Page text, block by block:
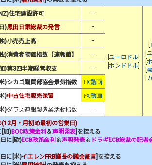
NZ)住宅建設許可 -
ユーロドル
ポンドドル
日)黒田日銀総裁の発言
-
)小売売上高
-
)消費者物価指数【速報値】
-
)第3四半期経常収支
-
)シカゴ購買部協会景気指数
FX動画
)中古住宅販売保留
FX動画
)ダラス連銀製造業活動指数 -
(12月・月初め最初の営業日)
[加)BOC政策金利 ＆声明発表 ]を控える
に[欧)ECB政策金利 ＆声明発表＆ ドラギECB総裁の記者
に[米)イエレンFRB議長の議会証言]を控える